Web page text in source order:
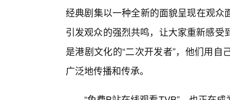
经典剧集以一种全新的面貌呈现在观
引发观众的强烈共鸣，让大家重新感
是港剧文化的“二次开发者”，他们用
广泛地传播和传承。